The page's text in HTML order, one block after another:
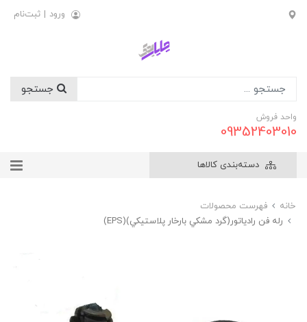
ورود | ثبت‌نام
واحد فروش
09352403010
دسته‌بندی کالاها
خانه
فهرست محصولات
رله فن رادياتور(گرد مشکي بارخار پلاستيکي)(EPS)